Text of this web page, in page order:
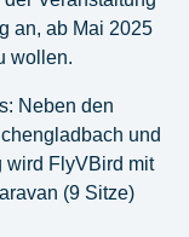
an, ab Mai 2025
wollen.
Neben den
und
wird FlyVBird mit
(9 Sitze)